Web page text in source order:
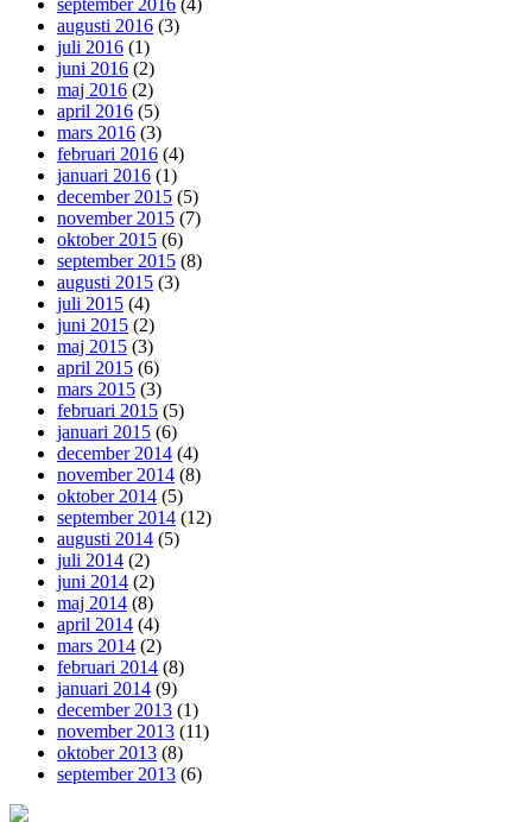
augusti 2016 (3)
juli 2016 (1)
juni 2016 (2)
maj 2016 (2)
april 2016 (5)
mars 2016 (3)
februari 2016 (4)
januari 2016 (1)
december 2015 (5)
november 2015 (7)
oktober 2015 (6)
september 2015 (8)
augusti 2015 (3)
juli 2015 (4)
juni 2015 (2)
maj 2015 (3)
april 2015 (6)
mars 2015 (3)
februari 2015 (5)
januari 2015 (6)
december 2014 (4)
november 2014 (8)
oktober 2014 (5)
september 2014 (12)
augusti 2014 (5)
juli 2014 (2)
juni 2014 (2)
maj 2014 (8)
april 2014 (4)
mars 2014 (2)
februari 2014 (8)
januari 2014 (9)
december 2013 (1)
november 2013 (11)
oktober 2013 (8)
september 2013 (6)